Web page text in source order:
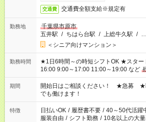
交通費 交通費全額支給※規定有
勤務地
千葉県市原市
五井駅 / ちはら台駅 / 上総牛久駅 / …
＜シニア向けマンション＞
勤務時間
★1日6時間～の時短シフトOK ★スタート時間選べます！ 7:00～
16:00 9:00～17:00 11:00～19:00 など
場合、他のお仕事と合わせ週40時間超
ん ※法令に基づき、週20時間以上勤務
となります ※労働者派遣法（日雇い派
短時間・短期間の就業はご案内が難し
期間
開始日はご相談ください！ ★急募 ★
でも働けます！
特徴 日払いOK / 履歴書不要 / 40～50代活躍
服装自由 / シフト勤務 / 10名以上の大